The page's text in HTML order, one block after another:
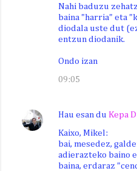
Nahi baduzu
baina "harria" eta
diodala uste dut
entzun diodanik.
Ondo izan
09:05
Hau esan du Kepa
Kaixo, Mikel:
bai, mesedez,
adierazteko baino
baina, erdaraz